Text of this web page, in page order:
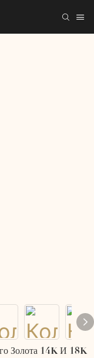
Золота 14K И 18K